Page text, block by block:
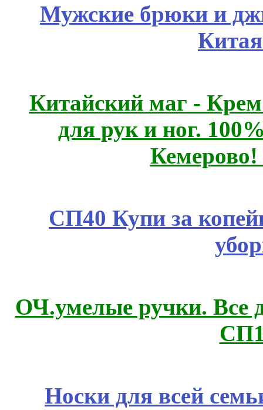
Мужские брюки и
Китайский маг -
для рук и ног.
СП40 Купи за
ОЧ.умелые ручки. Все
Носки для всей